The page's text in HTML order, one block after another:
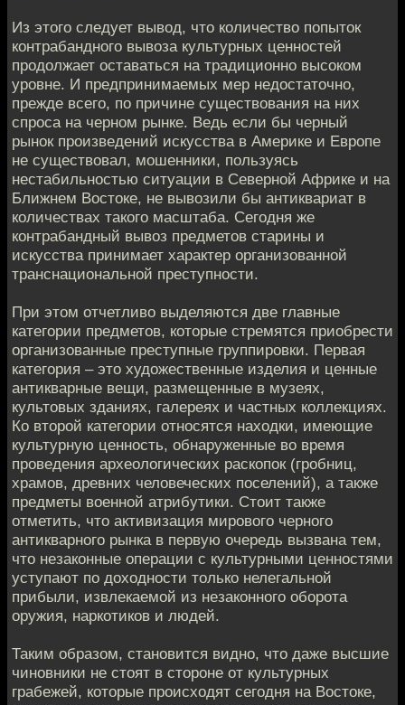
Из этого следует вывод, что количество попыток
контрабандного вывоза культурных ценностей
продолжает оставаться на традиционно высоком
уровне. И предпринимаемых мер недостаточно,
прежде всего, по причине существования на них
спроса на черном рынке. Ведь если бы черный
рынок произведений искусства в Америке и Европе
не существовал, мошенники, пользуясь
нестабильностью ситуации в Северной Африке и на
Ближнем Востоке, не вывозили бы антиквариат в
количествах такого масштаба. Сегодня же
контрабандный вывоз предметов старины и
искусства принимает характер организованной
транснациональной преступности.
При этом отчетливо выделяются две главные
категории предметов, которые стремятся приобрести
организованные преступные группировки. Первая
категория – это художественные изделия и ценные
антикварные вещи, размещенные в музеях,
культовых зданиях, галереях и частных коллекциях.
Ко второй категории относятся находки, имеющие
культурную ценность, обнаруженные во время
проведения археологических раскопок (гробниц,
храмов, древних человеческих поселений), а также
предметы военной атрибутики. Стоит также
отметить, что активизация мирового черного
антикварного рынка в первую очередь вызвана тем,
что незаконные операции с культурными ценностями
уступают по доходности только нелегальной
прибыли, извлекаемой из незаконного оборота
оружия, наркотиков и людей.
Таким образом, становится видно, что даже высшие
чиновники не стоят в стороне от культурных
грабежей, которые происходят сегодня на Востоке,